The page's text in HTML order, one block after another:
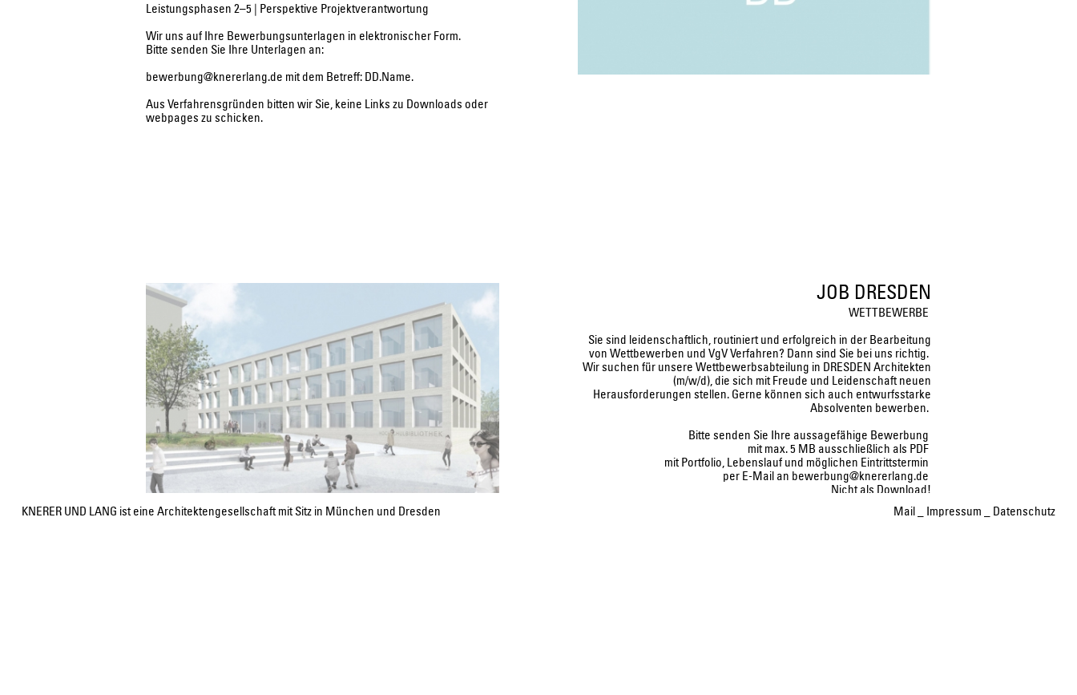
Leistungsphasen 2–5 | Perspektive Projektverantwortung
Wir uns auf Ihre Bewerbungsunterlagen in elektronischer Form.
Bitte senden Sie Ihre Unterlagen an:
bewerbung@knererlang.de mit dem Betreff: DD.Name.
Aus Verfahrensgründen bitten wir Sie, keine Links zu Downloads oder
webpages zu schicken.
JOB DRESDEN
WETTBEWERBE
Sie sind leidenschaftlich, routiniert und erfolgreich in der Bearbeitung
von Wettbewerben und VgV Verfahren? Dann sind Sie bei uns richtig.
Wir suchen für unsere Wettbewerbsabteilung in DRESDEN Architekten
(m/w/d), die sich mit Freude und Leidenschaft neuen
Herausforderungen stellen. Gerne können sich auch entwurfsstarke
Absolventen bewerben.
Bitte senden Sie Ihre aussagefähige Bewerbung
mit max. 5 MB ausschließlich als PDF
mit Portfolio, Lebenslauf und möglichen Eintrittstermin
per E-Mail an bewerbung@knererlang.de
Nicht als Download!
KNERER UND LANG ist eine Architektengesellschaft mit Sitz in München und Dresden
Mail Impressum Datenschutz